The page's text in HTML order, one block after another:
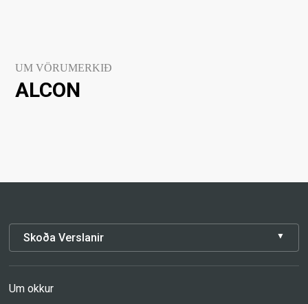
UM VÖRUMERKIÐ
ALCON
Skoða Verslanir
Um okkur